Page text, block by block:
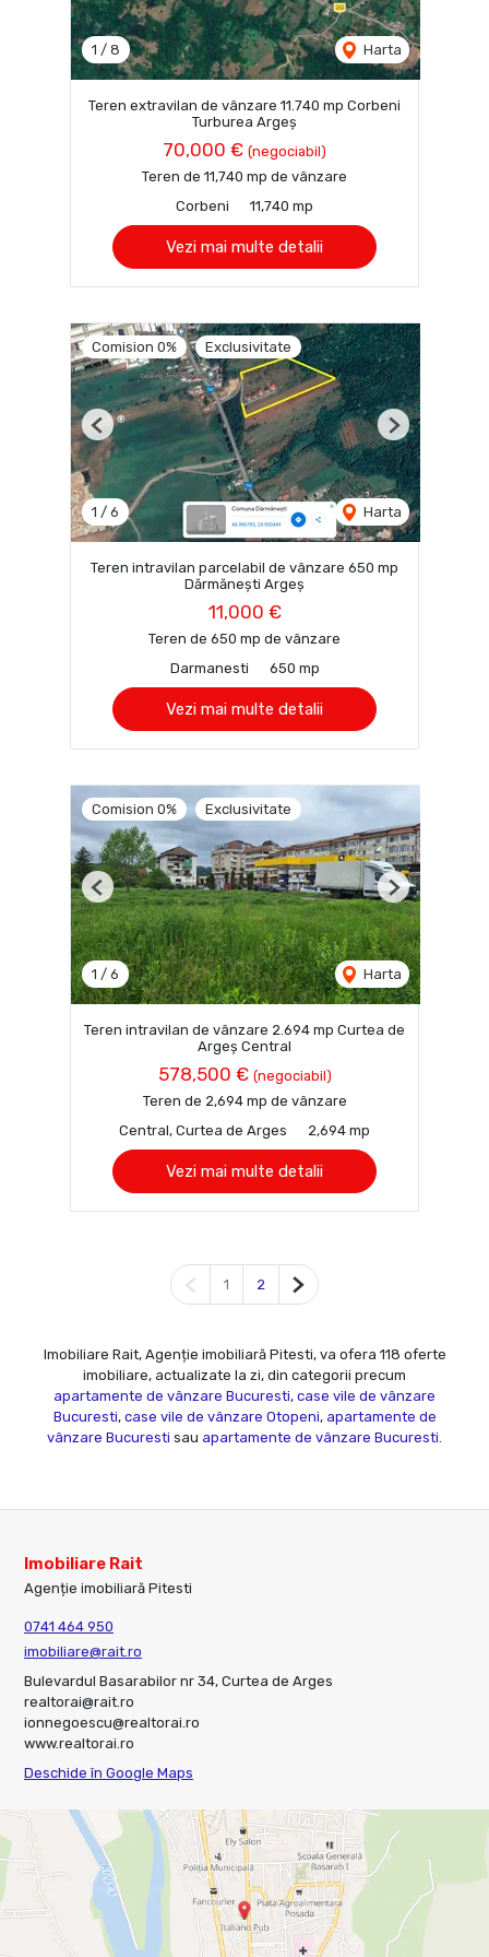
1 / 8 Harta
Teren extravilan de vânzare 11.740 mp Corbeni
Turburea Argeș
70,000 € (negociabil)
Teren de 11,740 mp de vânzare
Corbeni
11,740 mp
Vezi mai multe detalii
Comision 0% Exclusivitate
1 / 6 Harta
Previous Next
Teren intravilan parcelabil de vânzare 650 mp
Dărmănești Argeș
11,000 €
Teren de 650 mp de vânzare
Darmanesti
650 mp
Vezi mai multe detalii
Comision 0% Exclusivitate
1 / 6 Harta
Previous Next
Teren intravilan de vânzare 2.694 mp Curtea de
Argeș Central
578,500 € (negociabil)
Teren de 2,694 mp de vânzare
Central, Curtea de Arges
2,694 mp
Vezi mai multe detalii
Pagina anterioară
1 2 Pagina următoare
Imobiliare Rait, Agenție imobiliară Pitesti, va ofera 118 oferte
imobiliare, actualizate la zi, din categorii precum
apartamente de vânzare Bucuresti, case vile de vânzare
Bucuresti, case vile de vânzare Otopeni, apartamente de
vânzare Bucuresti sau apartamente de vânzare Bucuresti
Imobiliare Rait
Agenție imobiliară Pitesti
0741 464 950
imobiliare@rait.ro
Bulevardul Basarabilor nr 34, Curtea de Arges
realtorai@rait.ro
ionnegoescu@realtorai.ro
www.realtorai.ro
Deschide în Google Maps